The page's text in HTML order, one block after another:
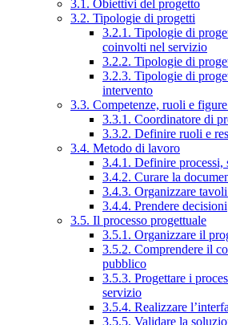
3.1. Obiettivi del progetto
3.2. Tipologie di progetti
3.2.1. Tipologie di
coinvolti nel servizio
3.2.2. Tipologie di
3.2.3. Tipologie di
intervento
3.3. Competenze, ruoli e
3.3.1. Coordinatore di
3.3.2. Definire ruoli e
3.4. Metodo di lavoro
3.4.1. Definire processi,
3.4.2. Curare la
3.4.3. Organizzare
3.4.4. Prendere decisioni
3.5. Il processo progettuale
3.5.1. Organizzare il
3.5.2. Comprendere il
pubblico
3.5.3. Progettare i
servizio
3.5.4. Realizzare
3.5.5. Validare la